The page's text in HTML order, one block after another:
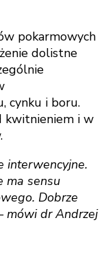
pokarmowych
dolistne
cynku i boru.
kwitnieniem i w
interwencyjne.
ma sensu
Dobrze
mówi dr Andrzej